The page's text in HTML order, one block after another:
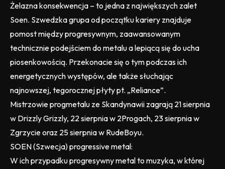
Żelazna konsekwencja – to jedna z największych zalet
Soen. Szwedzka grupa od początku kariery znajduje
pomost między progresywnym, zaawansowanym
technicznie podejściem do metalu a lepiącą się do ucha
piosenkowością. Przekonacie się o tym podczas ich
energetycznych występów, ale także słuchając
najnowszej, tegorocznej płyty pt. „Reliance”.
Mistrzowie progmetalu ze Skandynawii zagrają 21 sierpnia
w Drizzly Grizzly, 22 sierpnia w 2Progach, 23 sierpnia w
Zgrzycie oraz 25 sierpnia w RudeBoyu.
SOEN (Szwecja) progressive metal:
W ich przypadku progresywny metal to muzyka, w której